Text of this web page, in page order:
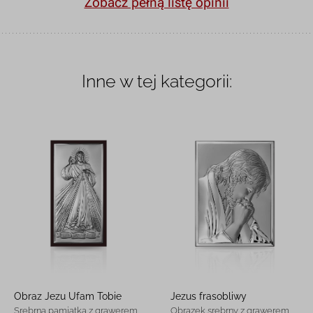
Inne w tej kategorii:
Obraz Jezu Ufam Tobie
Srebrna pamiątka z grawerem
Jezus frasobliwy
Obrazek srebrny z grawerem